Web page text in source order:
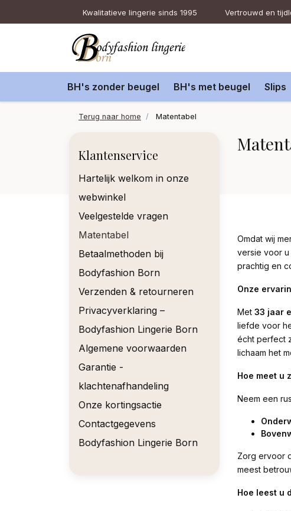
Kwalitatieve lingerie sinds 1995 Vertrouwd en
BH's zonder beugel BH's met beugel Slips
Terug naar home Matentabel
Klantenservice
Hartelijk welkom in onze
webwinkel
Veelgestelde vragen
Matentabel
Betaalmethoden bij
Bodyfashion Born
Verzenden & retourneren
Privacyverklaring –
Bodyfashion Lingerie Born
Algemene voorwaarden
Garantie -
klachtenafhandeling
Onze kortingsactie
Contactgegevens
Bodyfashion Lingerie Born
Omdat wij
versie voor u
prachtig en
Onze
Met 33 jaar
liefde voor
écht perfect
lichaam het
Hoe meet u
Neem een
Zorg ervoor
meest
Hoe leest u